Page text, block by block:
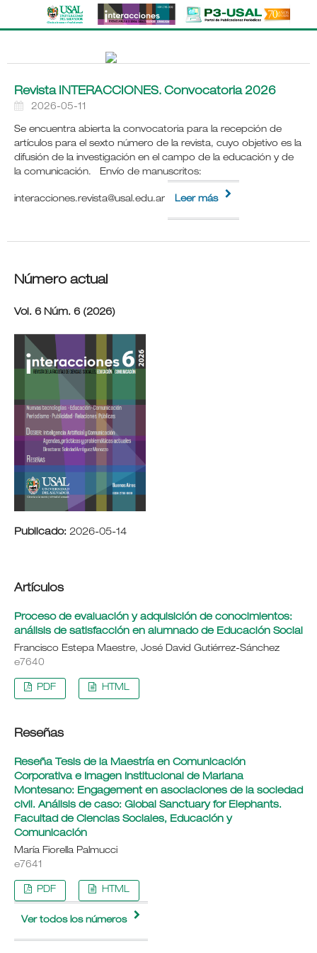
Revista INTERACCIONES. Convocatoria 2026
2026-05-11
Se encuentra abierta la convocatoria para la recepción de
artículos para el sexto número de la revista, cuyo objetivo es la
difusión de la investigación en el campo de la educación y de
la comunicación. Envío de manuscritos:
interacciones.revista@usal.edu.ar Leer más
Número actual
Vol. 6 Núm. 6 (2026)
Publicado: 2026-05-14
Artículos
Proceso de evaluación y adquisición de conocimientos:
análisis de satisfacción en alumnado de Educación Social
Francisco Estepa Maestre, José David Gutiérrez-Sánchez
e7640
PDF HTML
Reseñas
Reseña Tesis de la Maestría en Comunicación
Corporativa e Imagen Institucional de Mariana
Montesano: Engagement en asociaciones de la sociedad
civil. Análisis de caso: Global Sanctuary for Elephants.
Facultad de Ciencias Sociales, Educación y
Comunicación
María Fiorella Palmucci
e7641
PDF HTML
Ver todos los números